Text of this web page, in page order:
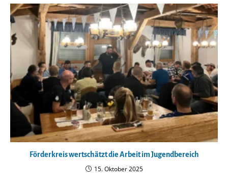
Förderkreis wertschätzt die Arbeit im Jugendbereich
15. Oktober 2025